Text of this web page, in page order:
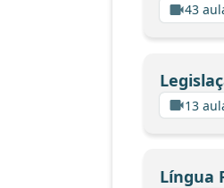
43
13
Língua